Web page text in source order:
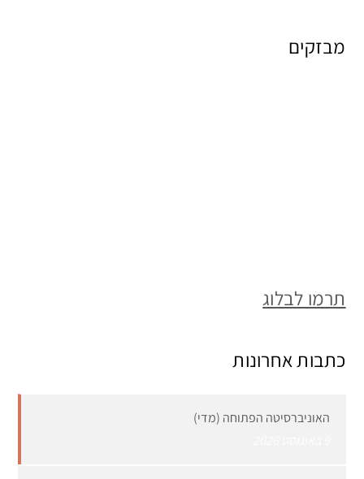
מבזקים
תרמו לבלוג
כתבות אחרונות
האוניברסיטה הפתוחה (מדי)